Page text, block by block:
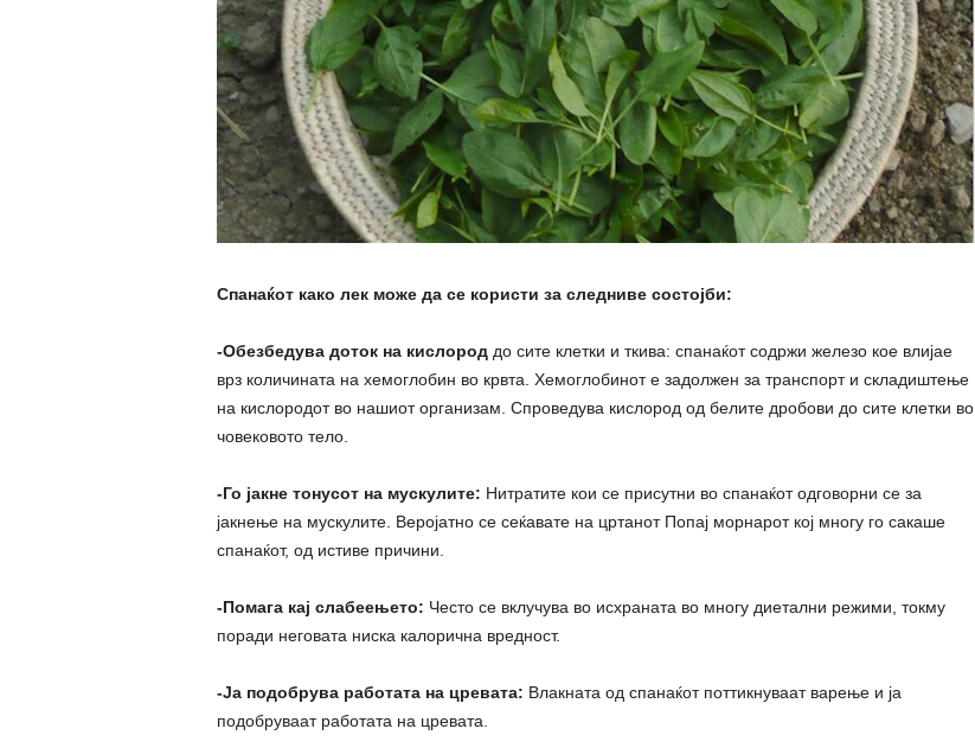
Спанаќот како лек може да се користи за следниве состојби:
-Обезбедува доток на кислороддо сите клетки и ткива: спанаќот содржи железо кое влијае
врз количината на хемоглобин во крвта. Хемоглобинот е задолжен за транспорт и складиштење
на кислородот во нашиот организам. Спроведува кислород од белите дробови до сите клетки во
човековото тело.
-Го јакне тонусот на мускулите: Нитратите кои се присутни во спанаќот одговорни се за
јакнење на мускулите. Веројатно се сеќавате на цртанот Попај морнарот кој многу го сакаше
спанаќот, од истиве причини.
-Помага кај слабеењето: Често се вклучува во исхраната во многу диетални режими, токму
поради неговата ниска калорична вредност.
-Ја подобрува работата на цревата: Влакната од спанаќот поттикнуваат варење и ја
подобруваат работата на цревата.